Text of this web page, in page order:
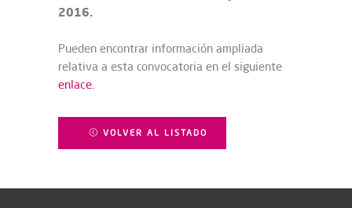
2016.
Pueden encontrar información ampliada
relativa a esta convocatoria en el siguiente
enlace.
VOLVER AL LISTADO